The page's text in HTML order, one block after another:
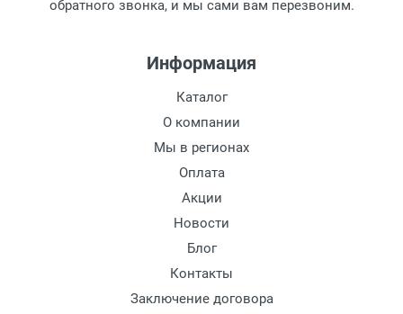
рабочих дней с момента поступления на
дополнительных расходов за хранение
Доставляем товар по Москве компанией
Сдэк до ближайшего к вам пункта
Доставка транспортными компаниями по
преимущественно по России.
обратного звонка, и мы сами вам перезвоним.
Информация
Каталог
О компании
Мы в регионах
Оплата
Акции
Новости
Блог
Контакты
Заключение договора